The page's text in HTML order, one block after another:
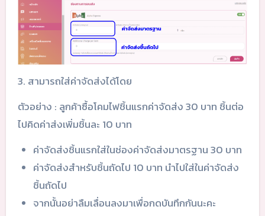
3. สามารถใส่ค่าจัดส่งได้โดย
ตัวอย่าง : ลูกค้าซื้อโคมไฟชิ้นแรกค่าจัดส่ง 30 บาท ชิ้นต่อ
ไปคิดค่าส่งเพิ่มชิ้นละ 10 บาท
ค่าจัดส่งชิ้นแรกใส่ในช่องค่าจัดส่งมาตรฐาน 30 บาท
ค่าจัดส่งสำหรับชิ้นถัดไป 10 บาท นำไปใส่ในค่าจัดส่ง
ชิ้นถัดไป
จากนั้นอย่าลืมเลื่อนลงมาเพื่อกดบันทึกกันนะคะ